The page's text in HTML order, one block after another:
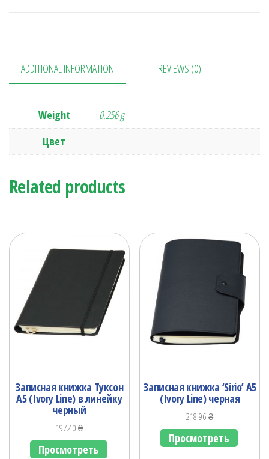
ADDITIONAL INFORMATION REVIEWS (0)
Weight
0.256 g
Цвет
Related products
Записная книжка Туксон
А5 (Ivory Line) в линейку
черный
197.40₴
Просмотреть
Записная книжка ‘Sirio’ А5
(Ivory Line) черная
218.96₴
Просмотреть